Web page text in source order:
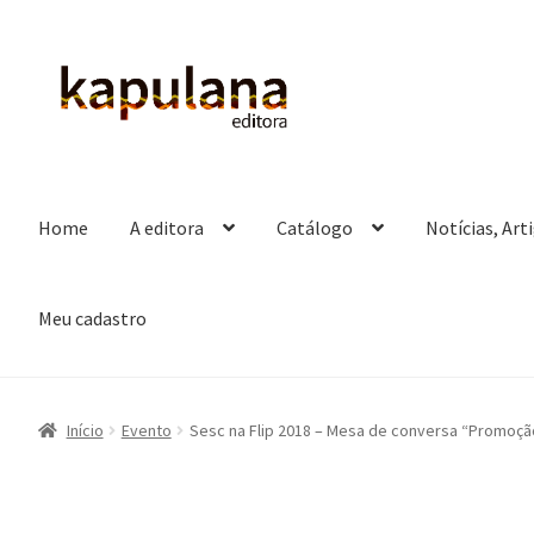
Pular
para
Pular
para
Home A editora Catálogo Notícias,
Meu cadastro
Início Evento Sesc na Flip 2018 – Mesa de conversa